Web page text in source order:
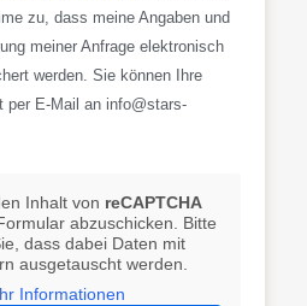
zu, dass meine Angaben und
meiner Anfrage elektronisch
werden. Sie können Ihre
per E-Mail an info@stars-
Inhalt von reCAPTCHA
abzuschicken. Bitte
dass dabei Daten mit
ausgetauscht werden.
Informationen